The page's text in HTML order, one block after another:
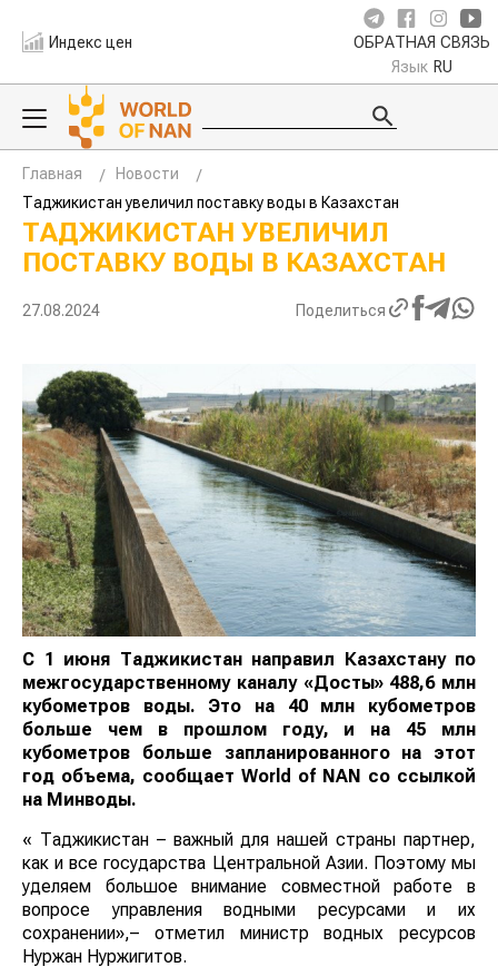
Индекс цен ОБРАТНАЯ СВЯЗЬ
Язык RU
Главная
Новости
Таджикистан увеличил поставку воды в Казахстан
ТАДЖИКИСТАН УВЕЛИЧИЛ
ПОСТАВКУ ВОДЫ В КАЗАХСТАН
27.08.2024 Поделиться
С 1 июня Таджикистан направил Казахстану по
межгосударственному каналу «Достық» 488,6 млн
кубометров воды. Это на 40 млн кубометров
больше чем в прошлом году, и на 45 млн
кубометров больше запланированного на этот
год объема, сообщает World of NAN со ссылкой
на Минводы.
« Таджикистан – важный для нашей страны партнер,
как и все государства Центральной Азии. Поэтому мы
уделяем большое внимание совместной работе в
вопросе управления водными ресурсами и их
сохранении»,– отметил министр водных ресурсов
Нуржан Нуржигитов.